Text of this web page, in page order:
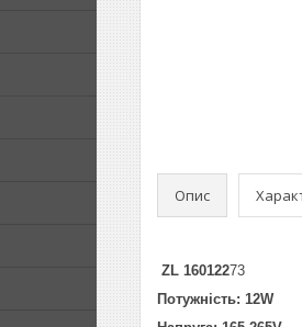
Опис
ZL 16012273
Потужність: 12W